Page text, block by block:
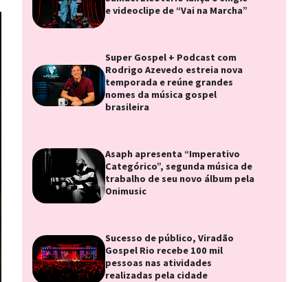
e videoclipe de “Vai na Marcha”
Super Gospel + Podcast com
Rodrigo Azevedo estreia nova
temporada e reúne grandes
nomes da música gospel
brasileira
Asaph apresenta “Imperativo
Categórico”, segunda música de
trabalho de seu novo álbum pela
Onimusic
Sucesso de público, Viradão
Gospel Rio recebe 100 mil
pessoas nas atividades
realizadas pela cidade